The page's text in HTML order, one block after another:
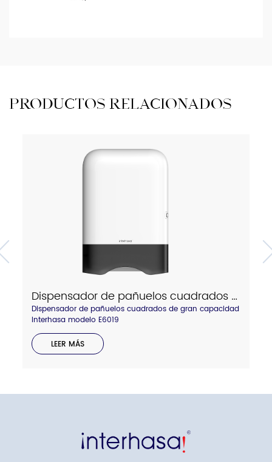
PRODUCTOS RELACIONADOS
Dispensador de pañuelos cuadrados de gran capacidad Interhasa modelo E6019
Dispensador de pañuelos cuadrados de gran capacidad
Interhasa modelo E6019
LEER MÁS